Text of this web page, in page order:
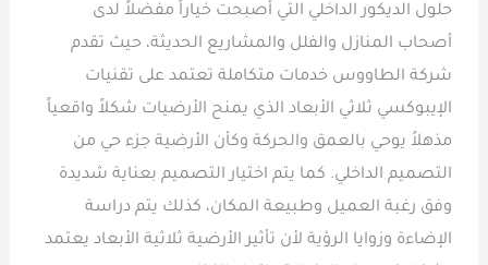
حلول الديكور الداخلي التي أصبحت خياراً مفضلاً لدى
أصحاب المنازل والفلل والمشاريع الحديثة، حيث تقدم
شركة الطاووس خدمات متكاملة تعتمد على تقنيات
الإيبوكسي ثلاثي الأبعاد الذي يمنح الأرضيات شكلاً واقعياً
مذهلاً يوحي بالعمق والحركة وكأن الأرضية جزء حي من
التصميم الداخلي. كما يتم اختيار التصميم بعناية شديدة
وفق رغبة العميل وطبيعة المكان، كذلك يتم دراسة
الإضاءة وزوايا الرؤية لأن تأثير الأرضية ثلاثية الأبعاد يعتمد